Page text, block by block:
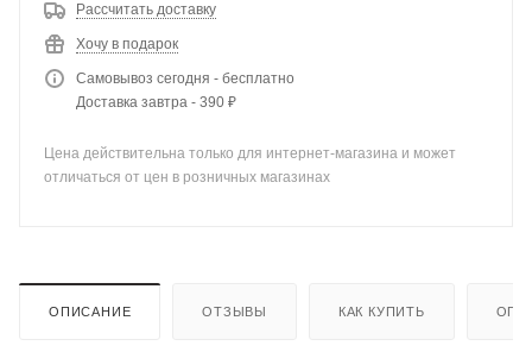
Рассчитать доставку
Хочу в подарок
Самовывоз сегодня - бесплатно
Доставка завтра - 390 ₽
Цена действительна только для интернет-магазина и может
отличаться от цен в розничных магазинах
ОПИСАНИЕ ОТЗЫВЫ КАК КУПИТЬ